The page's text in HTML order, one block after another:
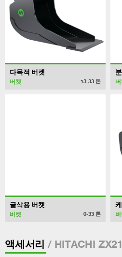
다목적 버켓
버켓 13-33 톤
굴삭용 버켓
버켓 0-33 톤
액세서리 / HITACHI